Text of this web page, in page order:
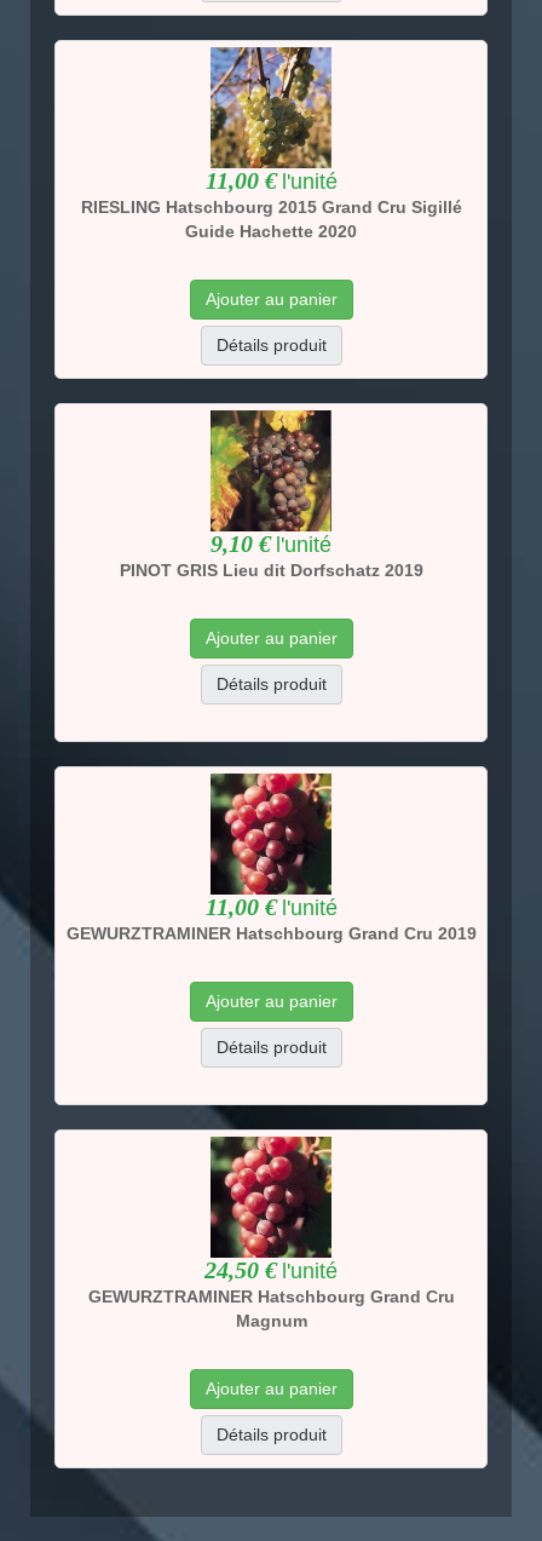
11,00 € l'unité
RIESLING Hatschbourg 2015 Grand Cru Sigillé
Guide Hachette 2020
Ajouter au panier
Détails produit
9,10 € l'unité
PINOT GRIS Lieu dit Dorfschatz 2019
Ajouter au panier
Détails produit
11,00 € l'unité
GEWURZTRAMINER Hatschbourg Grand Cru 2019
Ajouter au panier
Détails produit
24,50 € l'unité
GEWURZTRAMINER Hatschbourg Grand Cru
Magnum
Ajouter au panier
Détails produit